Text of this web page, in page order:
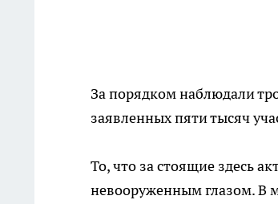
За порядком наблюдали
заявленных пяти тысяч
То, что за стоящие здесь
невооруженным глазом. В